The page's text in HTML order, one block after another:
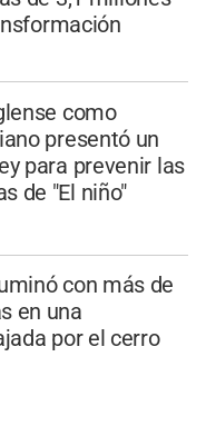
como
presentó un
para prevenir las
de "El niño"
con más de
en una
por el cerro